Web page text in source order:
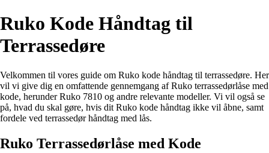
Ruko Kode Håndtag til
Terrassedøre
Velkommen til vores guide om Ruko kode håndtag til terrassedøre. Her
vil vi give dig en omfattende gennemgang af Ruko terrassedørlåse med
kode, herunder Ruko 7810 og andre relevante modeller. Vi vil også se
på, hvad du skal gøre, hvis dit Ruko kode håndtag ikke vil åbne, samt
fordele ved terrassedør håndtag med lås.
Ruko Terrassedørlåse med Kode